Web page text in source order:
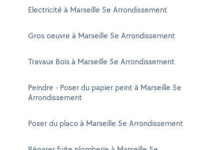
Electricité à Marseille 5e Arrondissement
Gros oeuvre à Marseille 5e Arrondissement
Travaux Bois à Marseille 5e Arrondissement
Peindre - Poser du papier peint à Marseille 5e
Arrondissement
Poser du placo à Marseille 5e Arrondissement